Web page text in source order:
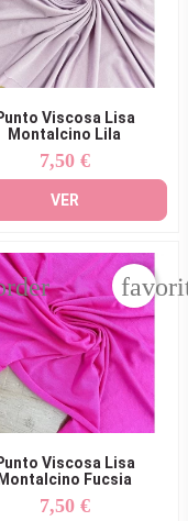
Viscosa Lisa
Montalcino Lila
Precio
7,50 €
VER
Viscosa Lisa
Montalcino Fucsia
Precio
7,50 €